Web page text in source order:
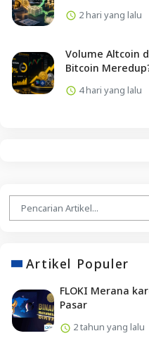
2 hari yang lalu
Volume Altcoin
Bitcoin
4 hari yang lalu
Artikel Populer
FLOKI Merana
Pasar
2 tahun yang lalu